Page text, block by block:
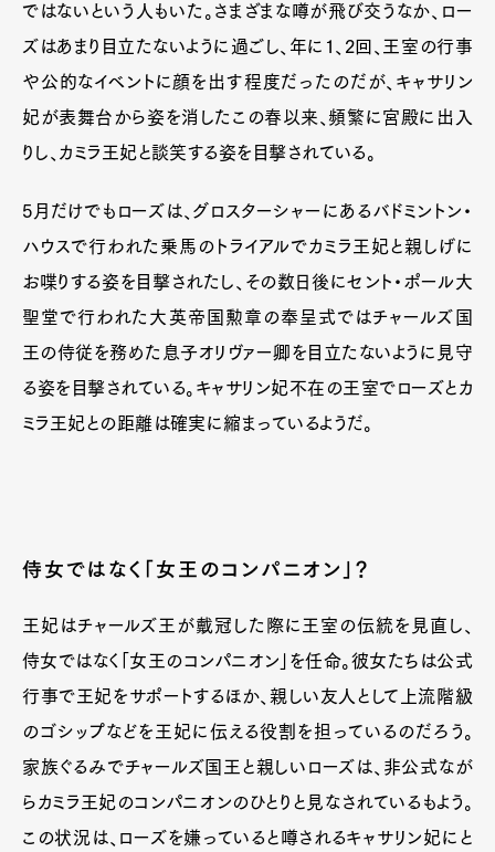
ではないという人もいた。さまざまな噂が飛び交うなか、ロー
ズはあまり目立たないように過ごし、年に1、2回、王室の行事
や公的なイベントに顔を出す程度だったのだが、キャサリン
妃が表舞台から姿を消したこの春以来、頻繁に宮殿に出入
りし、カミラ王妃と談笑する姿を目撃されている。
5月だけでもローズは、グロスターシャーにあるバドミントン・
ハウスで行われた乗馬のトライアルでカミラ王妃と親しげに
お喋りする姿を目撃されたし、その数日後にセント・ポール大
聖堂で行われた大英帝国勲章の奉呈式ではチャールズ国
王の侍従を務めた息子オリヴァー卿を目立たないように見守
る姿を目撃されている。キャサリン妃不在の王室でローズとカ
ミラ王妃との距離は確実に縮まっているようだ。
侍女ではなく「女王のコンパニオン」？
王妃はチャールズ王が戴冠した際に王室の伝統を見直し、
侍女ではなく「女王のコンパニオン」を任命。彼女たちは公式
行事で王妃をサポートするほか、親しい友人として上流階級
のゴシップなどを王妃に伝える役割を担っているのだろう。
家族ぐるみでチャールズ国王と親しいローズは、非公式なが
らカミラ王妃のコンパニオンのひとりと見なされているもよう。
この状況は、ローズを嫌っていると噂されるキャサリン妃にと